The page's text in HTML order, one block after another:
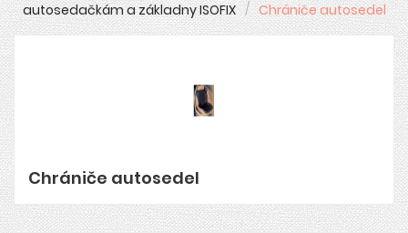
autosedačkám a základny ISOFIX
Chrániče autosedel
Chrániče autosedel